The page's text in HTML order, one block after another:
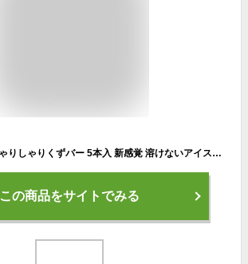
送料無料 鹿児島 しゃりしゃりくずバー 5本入 新感覚 溶けないアイス アイス キャンデー アイスキャンデー アイスキャンディー スティック ギフト ゼリーシャーベット いちご ブルーベリー みかん パイン 抹茶大納言 デザート 低カロリー ご当地 祝い 内祝い お中元 御中元
この商品をサイトでみる